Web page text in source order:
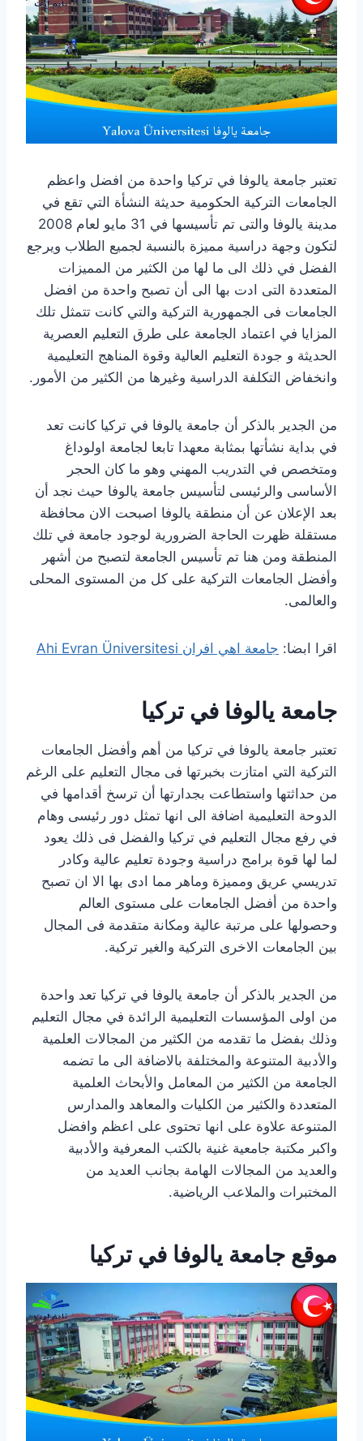
تعتبر جامعة يالوفا في تركيا واحدة من افضل واعظم
الجامعات التركية الحكومية حديثة النشأة التي تقع في
مدينة يالوفا والتى تم تأسيسها في 31 مايو لعام 2008
لتكون وجهة دراسية مميزة بالنسبة لجميع الطلاب ويرجع
الفضل في ذلك الى ما لها من الكثير من المميزات
المتعددة التى ادت بها الى أن تصبح واحدة من افضل
الجامعات فى الجمهورية التركية والتي كانت تتمثل تلك
المزايا في اعتماد الجامعة على طرق التعليم العصرية
الحديثة و جودة التعليم العالية وقوة المناهج التعليمية
وانخفاض التكلفة الدراسية وغيرها من الكثير من الأمور.
من الجدير بالذكر أن جامعة يالوفا في تركيا كانت تعد
في بداية نشأتها بمثابة معهدا تابعا لجامعة اولوداغ
ومتخصص في التدريب المهني وهو ما كان الحجر
الأساسى والرئيسى لتأسيس جامعة يالوفا حيث نجد أن
بعد الإعلان عن أن منطقة يالوفا اصبحت الان محافظة
مستقلة ظهرت الحاجة الضرورية لوجود جامعة في تلك
المنطقة ومن هنا تم تأسيس الجامعة لتصبح من أشهر
وأفضل الجامعات التركية على كل من المستوى المحلى
والعالمى.
اقرا ابضا: جامعة اهي افران Ahi Evran Üniversitesi
جامعة يالوفا في تركيا
تعتبر جامعة يالوفا في تركيا من أهم وأفضل الجامعات
التركية التي امتازت بخبرتها فى مجال التعليم على الرغم
من حداثتها واستطاعت بجدارتها أن ترسخ أقدامها في
الدوحة التعليمية اضافة الى انها تمثل دور رئيسى وهام
في رفع مجال التعليم في تركيا والفضل فى ذلك يعود
لما لها قوة برامج دراسية وجودة تعليم عالية وكادر
تدريسي عريق ومميزة وماهر مما ادى بها الا ان تصبح
واحدة من أفضل الجامعات على مستوى العالم
وحصولها على مرتبة عالية ومكانة متقدمة فى المجال
بين الجامعات الاخرى التركية والغير تركية.
من الجدير بالذكر أن جامعة يالوفا في تركيا تعد واحدة
من اولى المؤسسات التعليمية الرائدة في مجال التعليم
وذلك بفضل ما تقدمه من الكثير من المجالات العلمية
والأدبية المتنوعة والمختلفة بالاضافة الى ما تضمه
الجامعة من الكثير من المعامل والأبحاث العلمية
المتعددة والكثير من الكليات والمعاهد والمدارس
المتنوعة علاوة على انها تحتوى على اعظم وافضل
واكبر مكتبة جامعية غنية بالكتب المعرفية والأدبية
والعديد من المجالات الهامة بجانب العديد من
المختبرات والملاعب الرياضية.
موقع جامعة يالوفا في تركيا